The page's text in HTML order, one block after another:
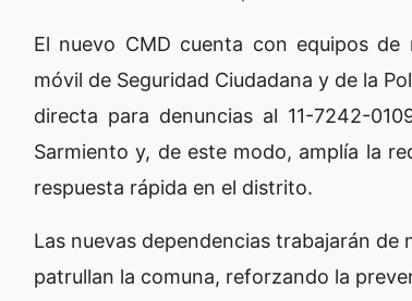
El nuevo CMD cuenta con equipos
móvil de Seguridad Ciudadana y de la
directa para denuncias al 11-7242-
Sarmiento y, de este modo, amplía la
respuesta rápida en el distrito.
Las nuevas dependencias trabajarán
patrullan la comuna, reforzando la